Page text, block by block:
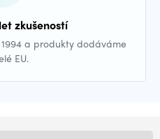
zkušeností
a produkty dodáváme
EU.